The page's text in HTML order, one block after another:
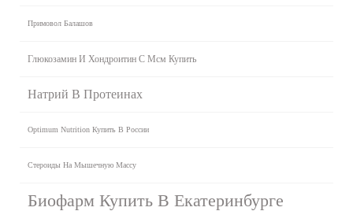
Примовол Балашов
Глюкозамин И Хондроитин С Мсм Купить
Натрий В Протеинах
Optimum Nutrition Купить В России
Стероиды На Мышечную Массу
Биофарм Купить В Екатеринбурге